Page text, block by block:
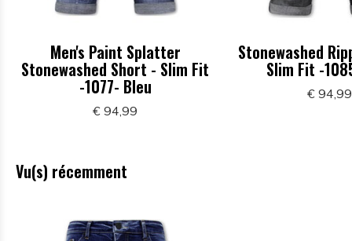
Men's Paint Splatter
Stonewashed Short - Slim Fit
-1077- Bleu
€ 94,99
Stonewashed
Slim Fit -
€ 94,99
Vu(s) récemment